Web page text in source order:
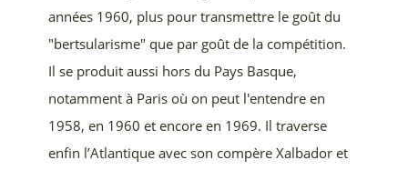
années 1960, plus pour transmettre le goût du
"bertsularisme" que par goût de la compétition.
Il se produit aussi hors du Pays Basque,
notamment à Paris où on peut l'entendre en
1958, en 1960 et encore en 1969. Il traverse
enfin l’Atlantique avec son compère Xalbador et